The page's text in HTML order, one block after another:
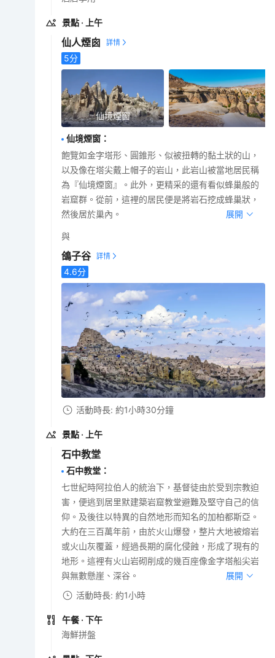
景點 · 上午
仙人煙囪
5分
仙境煙窗
仙境煙窗 ：
飽覽如金字塔形、圓錐形、似被扭轉的黏土狀的山，
以及像在塔尖戴上帽子的岩山，此岩山被當地居民稱
為『仙境煙窗』。此外，更精采的還有看似蜂巢般的
岩窟群。從前，這裡的居民便是將岩石挖成蜂巢狀，
然後居於巢內。
展開
與
鴿子谷
4.6分
活動時長: 約1小時30分鐘
景點 · 上午
石中教堂
石中教堂 ：
七世紀時阿拉伯人的統治下，基督徒由於受到宗教迫
害，便逃到居里默建築岩窟教堂避難及堅守自己的信
仰。及後往以特異的自然地形而知名的加柏都斯亞。
大約在三百萬年前，由於火山爆發，整片大地被熔岩
或火山灰覆蓋，經過長期的腐化侵蝕，形成了現有的
地形。這裡有火山岩砌削成的幾百座像金字塔船尖岩
與無數懸崖、深谷。
展開
活動時長: 約1小時
午餐 · 下午
海鮮拼盤